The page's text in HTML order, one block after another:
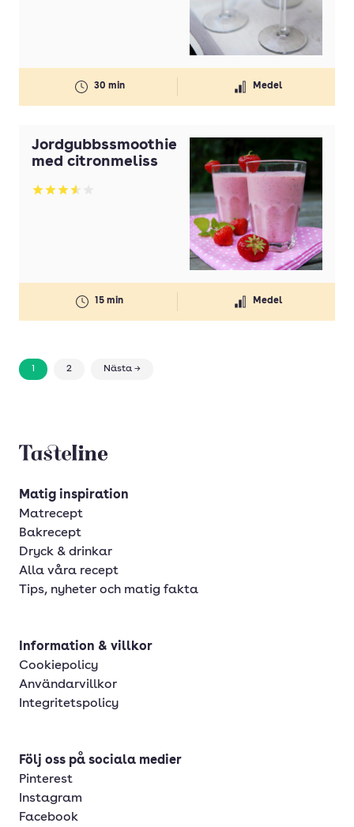
30 min Medel
Jordgubbssmoothie
med citronmeliss
Betyg: 3.55 av 5
15 min Medel
1 2 Nästa →
Tasteline startsida
Matig inspiration
Matrecept
Bakrecept
Dryck & drinkar
Alla våra recept
Tips, nyheter och matig fakta
Information & villkor
Cookiepolicy
Användarvillkor
Integritetspolicy
Följ oss på sociala medier
Pinterest
Instagram
Facebook